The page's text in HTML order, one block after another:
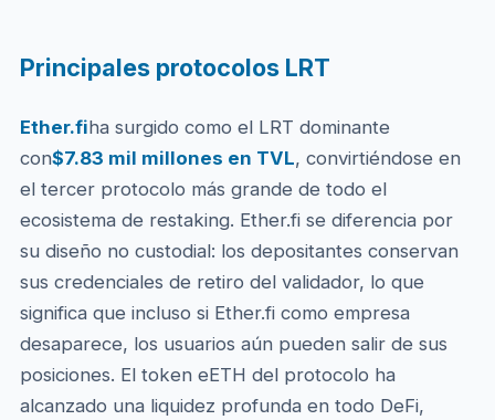
Principales protocolos LRT
Ether.fiha surgido como el LRT dominante
con$7.83 mil millones en TVL, convirtiéndose en
el tercer protocolo más grande de todo el
ecosistema de restaking. Ether.fi se diferencia por
su diseño no custodial: los depositantes conservan
sus credenciales de retiro del validador, lo que
significa que incluso si Ether.fi como empresa
desaparece, los usuarios aún pueden salir de sus
posiciones. El token eETH del protocolo ha
alcanzado una liquidez profunda en todo DeFi,